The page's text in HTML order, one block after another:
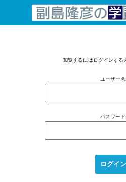
コンテンツへスキップ
閲覧するにはログインする
ユーザー名:
パスワード: